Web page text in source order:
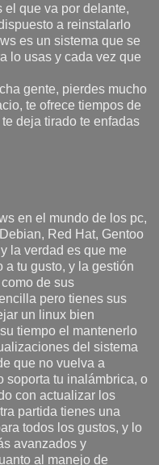
que va por delante,
a reinstalarlo
es un sistema que se
lo usas y cada vez que
gente, pierdes mucho
te ofrece tiempos de
deja tirado te enfadas
en el mundo de los pc,
Red Hat, Gentoo
la verdad es que me
a tu gusto, y la gestión
de sus
pero tienes sus
un linux bien
tiempo el mantenerlo
del sistema
que no vuelva a
soporta tu inalámbrica, o
con actualizar los
partida tienes una
todos los gustos, y lo
avanzados y
al manejo de